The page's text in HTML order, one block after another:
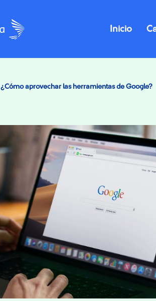
Inicio
¿Cómo aprovechar las herramientas de Google?